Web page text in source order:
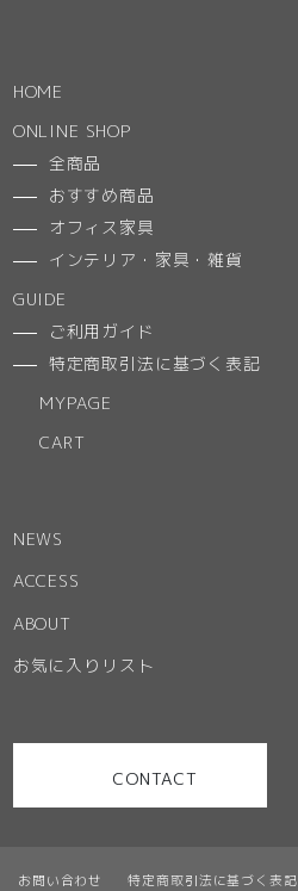
お問い合わせ 特定商取引法に基づく表記
HOME
ONLINE SHOP
全商品
おすすめ商品
オフィス家具
インテリア・家具・雑貨
GUIDE
ご利用ガイド
特定商取引法に基づく表記
MYPAGE
CART
NEWS
ACCESS
ABOUT
お気に入りリスト
CONTACT